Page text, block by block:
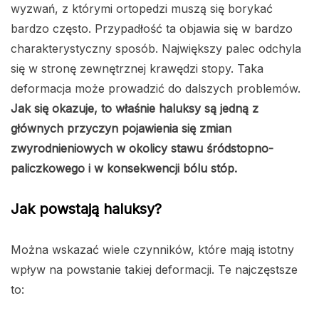
wyzwań, z którymi ortopedzi muszą się borykać
bardzo często. Przypadłość ta objawia się w bardzo
charakterystyczny sposób. Największy palec odchyla
się w stronę zewnętrznej krawędzi stopy. Taka
deformacja może prowadzić do dalszych problemów.
Jak się okazuje, to właśnie haluksy są jedną z
głównych przyczyn pojawienia się zmian
zwyrodnieniowych w okolicy stawu śródstopno-
paliczkowego i w konsekwencji bólu stóp.
Jak powstają haluksy?
Można wskazać wiele czynników, które mają istotny
wpływ na powstanie takiej deformacji. Te najczęstsze
to: